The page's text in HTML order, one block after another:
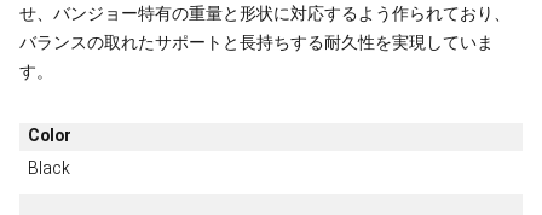
せ、バンジョー特有の重量と形状に対応するよう作られており、
バランスの取れたサポートと長持ちする耐久性を実現していま
す。
Color
Black